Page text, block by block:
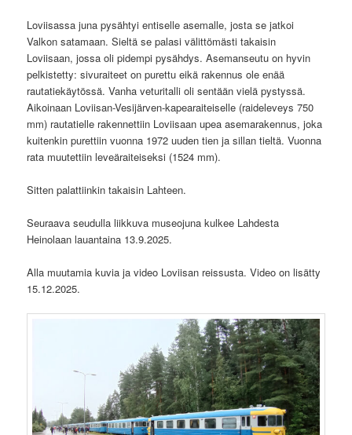
Loviisassa juna pysähtyi entiselle asemalle, josta se jatkoi
Valkon satamaan. Sieltä se palasi välittömästi takaisin
Loviisaan, jossa oli pidempi pysähdys. Asemanseutu on hyvin
pelkistetty: sivuraiteet on purettu eikä rakennus ole enää
rautatiekäytössä. Vanha veturitalli oli sentään vielä pystyssä.
Aikoinaan Loviisan-Vesijärven-kapearaiteiselle (raideleveys 750
mm) rautatielle rakennettiin Loviisaan upea asemarakennus, joka
kuitenkin purettiin vuonna 1972 uuden tien ja sillan tieltä. Vuonna
rata muutettiin leveäraiteiseksi (1524 mm).
Sitten palattiinkin takaisin Lahteen.
Seuraava seudulla liikkuva museojuna kulkee Lahdesta
Heinolaan lauantaina 13.9.2025.
Alla muutamia kuvia ja video Loviisan reissusta. Video on lisätty
15.12.2025.